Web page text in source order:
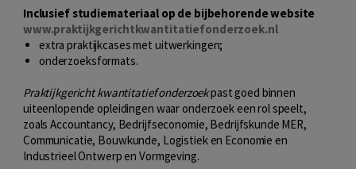
Inclusief studiemateriaal op de bijbehorende website
www.praktijkgerichtkwantitatiefonderzoek.nl
extra praktijkcases met uitwerkingen;
onderzoeksformats.
Praktijkgericht kwantitatief onderzoekpast goed binnen
uiteenlopende opleidingen waar onderzoek een rol speelt,
zoals Accountancy, Bedrijfseconomie, Bedrijfskunde MER,
Communicatie, Bouwkunde, Logistiek en Economie en
Industrieel Ontwerp en Vormgeving.